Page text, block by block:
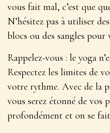
vous fait mal, c’est que
N’hésitez pas à utiliser des
blocs ou des sangles pour
Rappelez-vous : le yoga
Respectez les limites de
votre rythme. Avec de la
vous serez étonné de vos
profondément et on se